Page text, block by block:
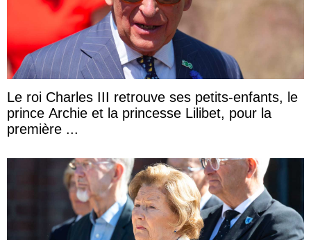
Le roi Charles III retrouve ses petits-enfants, le
prince Archie et la princesse Lilibet, pour la
première ...